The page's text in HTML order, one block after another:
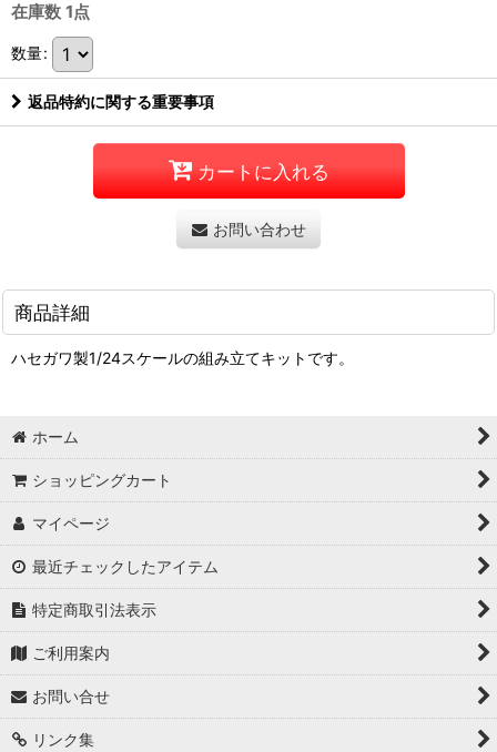
在庫数 1点
数量:
返品特約に関する重要事項
カートに入れる
お問い合わせ
商品詳細
ハセガワ製1/24スケールの組み立てキットです。
ホーム
ショッピングカート
マイページ
最近チェックしたアイテム
特定商取引法表示
ご利用案内
お問い合せ
リンク集